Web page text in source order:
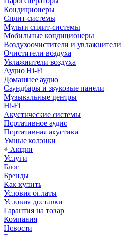
Кондиционеры
Сплит-системы
Мульти сплит-системы
Мобильные кондиционеры
Воздухоочистители и увлажнители
Очистители воздуха
Увлажнители воздуха
Аудио Hi-Fi
Домашнее аудио
Саундбары и звуковые панели
Музыкальные центры
Hi-Fi
Акустические системы
Портативное аудио
Портативная акустика
Умные колонки
Акции
Услуги
Блог
Бренды
Как купить
Условия оплаты
Условия доставки
Гарантия на товар
Компания
Новости